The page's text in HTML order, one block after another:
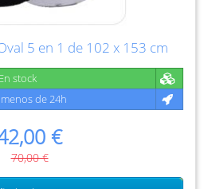
5 en 1 de 102 x 153 cm
En stock
de 24h
€
70,00 €